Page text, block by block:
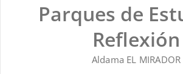
Parques de
Reflexión
Aldama EL MIRADOR